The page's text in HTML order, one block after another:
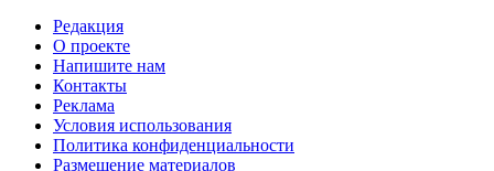
Редакция
О проекте
Напишите нам
Контакты
Реклама
Условия использования
Политика конфиденциальности
Размещение материалов